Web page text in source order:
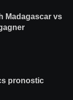
Madagascar vs
pronostic